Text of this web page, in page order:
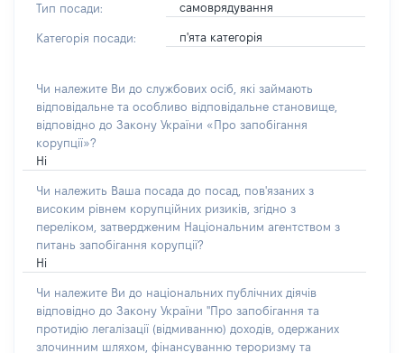
Тип посади:
самоврядування
Категорія посади: п'ята категорія
Чи належите Ви до службових осіб, які займають
відповідальне та особливо відповідальне становище,
відповідно до Закону України «Про запобігання
корупції»?
Ні
Чи належить Ваша посада до посад, пов'язаних з
високим рівнем корупційних ризиків, згідно з
переліком, затвердженим Національним агентством з
питань запобігання корупції?
Ні
Чи належите Ви до національних публічних діячів
відповідно до Закону України "Про запобігання та
протидію легалізації (відмиванню) доходів, одержаних
злочинним шляхом, фінансуванню тероризму та